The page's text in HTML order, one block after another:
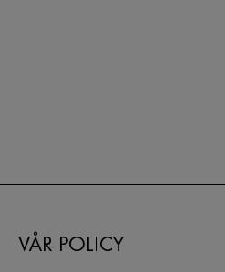
VÅR POLICY